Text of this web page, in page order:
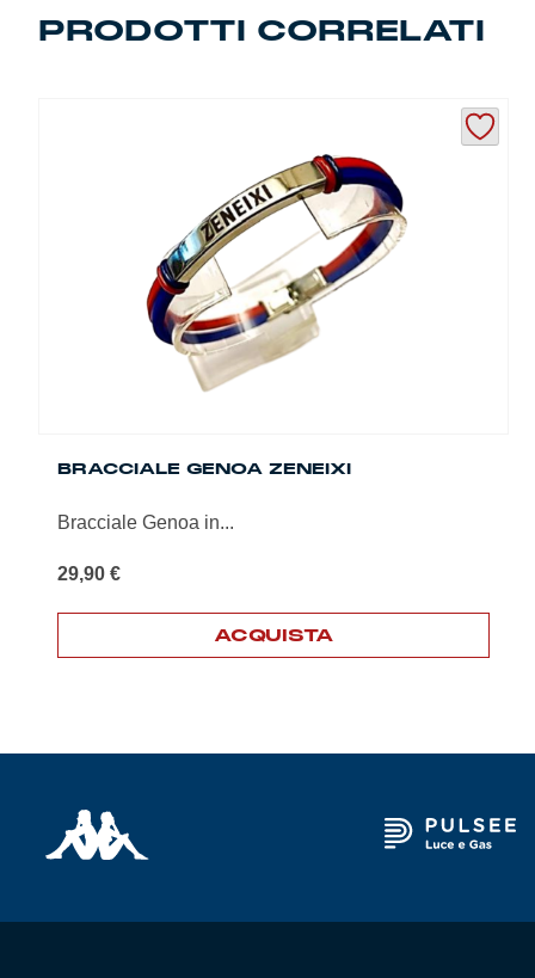
Summer Sale
Helan x Genoa
Gift Card Online Store
PRODOTTI CORRELATI
BRACCIALE GENOA ZENEIXI
Bracciale Genoa in...
29,90 €
ACQUISTA